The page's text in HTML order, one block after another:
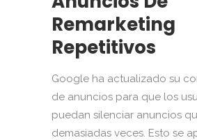
Remarketing
Repetitivos
Google ha actualizado su
de anuncios para que los
puedan silenciar anuncios
demasiadas veces. Esto se